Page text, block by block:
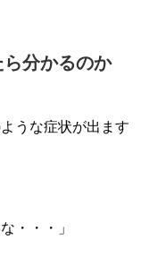
ら分かるのか
うな症状が出ます
・・・」